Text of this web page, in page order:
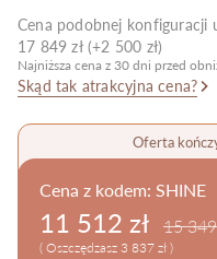
Pielęgnacja biżuterii
Cena podobnej konfiguracji
17 849 zł (+2 500 zł)
Najniższa cena z 30 dni przed
Skąd tak atrakcyjna cena?
Oferta
Cena z kodem: SHINE
11 512 zł 15
( Oszczędzasz 3 837 zł )